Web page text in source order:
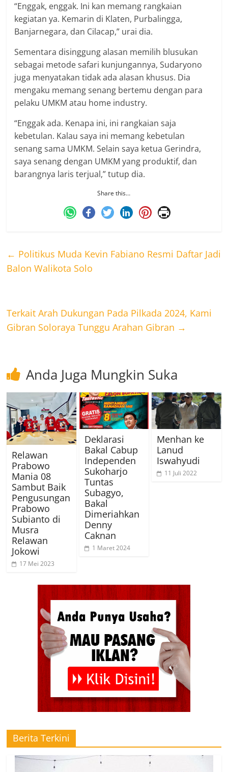
“Enggak, enggak. Ini kan memang rangkaian
kegiatan ya. Kemarin di Klaten, Purbalingga,
Banjarnegara, dan Cilacap,” urai dia.
Sementara disinggung alasan memilih blusukan
sebagai metode safari kunjungannya, Sudaryono
juga menyatakan tidak ada alasan khusus. Dia
mengaku memang senang bertemu dengan para
pelaku UMKM atau home industry.
“Enggak ada. Kenapa ini, ini rangkaian saja
kebetulan. Kalau saya ini memang kebetulan
senang sama UMKM. Selain saya ketua Gerindra,
saya senang dengan UMKM yang produktif, dan
barangnya laris terjual,” tutup dia.
Share this…
← Politikus Muda Kevin Fabiano Resmi Daftar Jadi
Balon Walikota Solo
Terkait Arah Dukungan Pada Pilkada 2024, Kami
Gibran Soloraya Tunggu Arahan Gibran →
Anda Juga Mungkin Suka
Relawan
Prabowo
Mania 08
Sambut Baik
Pengusungan
Prabowo
Subianto di
Musra
Relawan
Jokowi
17 Mei 2023
Deklarasi
Bakal Cabup
Independen
Sukoharjo
Tuntas
Subagyo,
Bakal
Dimeriahkan
Denny
Caknan
1 Maret 2024
Menhan ke
Lanud
Iswahyudi
11 Juli 2022
Berita Terkini